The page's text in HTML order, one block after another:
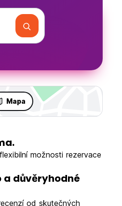
Mapa
možnosti rezervace
a důvěryhodné
od skutečných